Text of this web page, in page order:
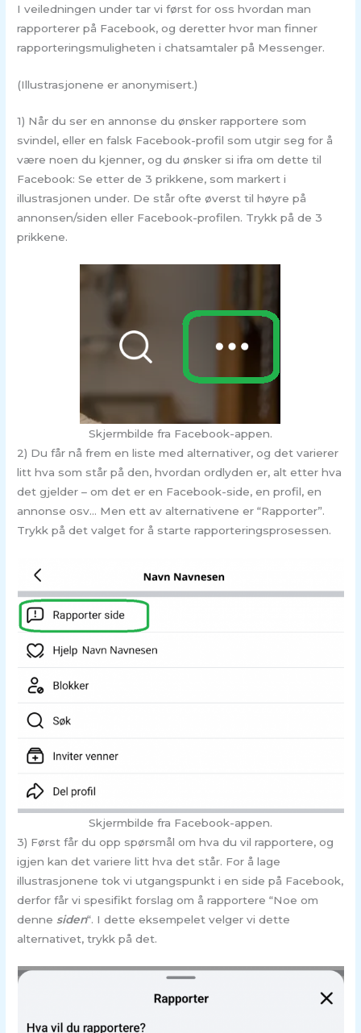
I veiledningen under tar vi først for oss hvordan man
rapporterer på Facebook, og deretter hvor man finner
rapporteringsmuligheten i chatsamtaler på Messenger.
(Illustrasjonene er anonymisert.)
1) Når du ser en annonse du ønsker rapportere som
svindel, eller en falsk Facebook-profil som utgir seg for å
være noen du kjenner, og du ønsker si ifra om dette til
Facebook: Se etter de 3 prikkene, som markert i
illustrasjonen under. De står ofte øverst til høyre på
annonsen/siden eller Facebook-profilen. Trykk på de 3
prikkene.
Skjermbilde fra Facebook-appen.
2) Du får nå frem en liste med alternativer, og det varierer
litt hva som står på den, hvordan ordlyden er, alt etter hva
det gjelder – om det er en Facebook-side, en profil, en
annonse osv… Men ett av alternativene er “Rapporter”.
Trykk på det valget for å starte rapporteringsprosessen.
Skjermbilde fra Facebook-appen.
3) Først får du opp spørsmål om hva du vil rapportere, og
igjen kan det variere litt hva det står. For å lage
illustrasjonene tok vi utgangspunkt i en side på Facebook,
derfor får vi spesifikt forslag om å rapportere “Noe om
denne siden“. I dette eksempelet velger vi dette
alternativet, trykk på det.